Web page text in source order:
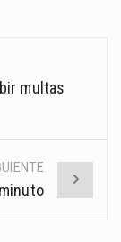
multas